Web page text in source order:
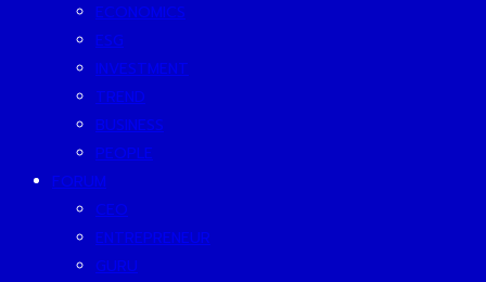
ECONOMICS
ESG
INVESTMENT
TREND
BUSINESS
PEOPLE
FORUM
CEO
ENTREPRENEUR
GURU